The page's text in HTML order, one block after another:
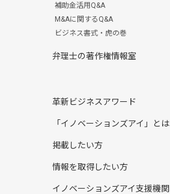
補助金活用Q&A
M&Aに関するQ&A
ビジネス書式・虎の巻
弁理士の著作権情報室
革新ビジネスアワード
「イノベーションズアイ」とは
掲載したい方
情報を取得したい方
イノベーションズアイ支援機関